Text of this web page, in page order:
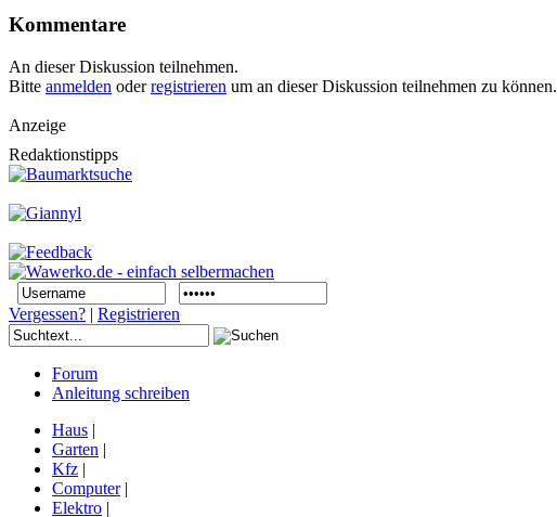
Kommentare
An dieser Diskussion teilnehmen.
Bitte anmelden oderregistrieren um an dieser Diskussion teilnehmen zu können.
Anzeige
Redaktionstipps
Vergessen? | Registrieren
Forum
Anleitung schreiben
Haus |
Garten |
Kfz |
Computer|
Elektro |